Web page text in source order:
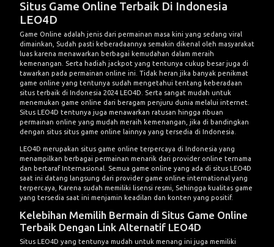
Situs Game Online Terbaik Di Indonesia
LEO4D
Game Online adalah jenis dari permainan masa kini yang sedang viral
dimainkan, Sudah pasti keberadaannya semakin dikenal oleh masyarakat
luas karena menawarkan berbagai kemudahan dalam meraih
kemenangan. Serta hadiah jackpot yang tentunya cukup besar juga di
tawarkan pada permainan online ini. Tidak heran jika banyak penikmat
game online yang tentunya sudah mengetahui tentang keberadaan
situs terbaik di Indonesia 2024 LEO4D. Serta sangat mudah untuk
menemukan game online dari beragam penjuru dunia melalui internet.
Situs LEO4D tentunya juga menawarkan ratusan hingga ribuan
permainan online yang mudah meraih kemenangan, jika di bandingkan
dengan situs situs game online lainnya yang tersedia di Indonesia.
LEO4D merupakan situs game online terpercaya di Indonesia yang
menampilkan berbagai permainan menarik dari provider online ternama
dan bertaraf Internasional. Semua game online yang ada di situs LEO4D
saat ini datang langsung dari provider game online international yang
terpercaya, Karena sudah memiliki lisensi resmi, Sehingga kualitas game
yang tersedia saat ini menjamin keadilan dan konten yang positif.
Kelebihan Memilih Bermain di Situs Game Online
Terbaik Dengan Link Alternatif LEO4D
Situs LEO4D yang tentunya mudah untuk menang ini juga memiliki